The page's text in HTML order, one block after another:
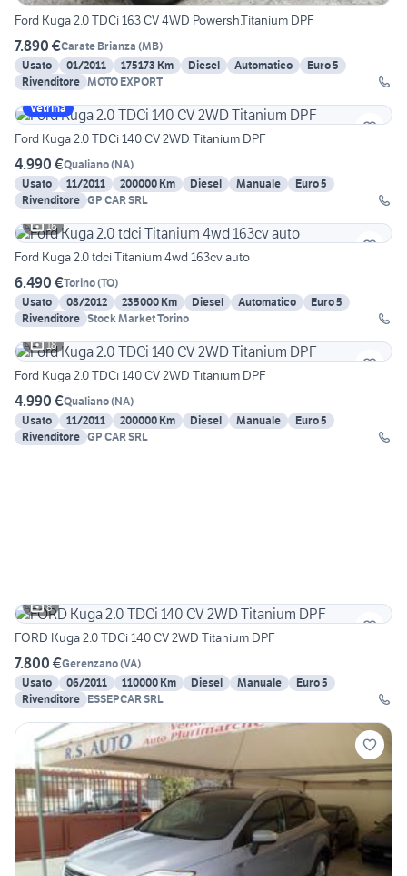
Ford Kuga 2.0 TDCi 163 CV 4WD Powersh.Titanium DPF
7.890 €Carate Brianza (MB)
Usato
01/2011 175173 Km Diesel Automatico
Euro 5
Rivenditore MOTO EXPORT
Vetrina
Ford Kuga 2.0 TDCi 140 CV 2WD Titanium DPF
4.990 €Qualiano(NA)
Usato
11/2011 200000 Km Diesel Manuale
Euro 5
Rivenditore GP CAR SRL
16
Ford Kuga 2.0 tdci Titanium 4wd 163cv auto
6.490 €Torino(TO)
Usato
08/2012 235000 Km Diesel Automatico
Euro 5
Rivenditore Stock Market Torino
18
Ford Kuga 2.0 TDCi 140 CV 2WD Titanium DPF
4.990 €Qualiano(NA)
Usato
11/2011 200000 Km Diesel Manuale
Euro 5
Rivenditore GP CAR SRL
8
FORD Kuga 2.0 TDCi 140 CV 2WD Titanium DPF
7.800 €Gerenzano(VA)
Usato
06/2011 110000 Km Diesel Manuale
Euro 5
Rivenditore ESSEPCAR SRL